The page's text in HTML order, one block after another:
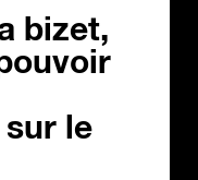
bizet,
le